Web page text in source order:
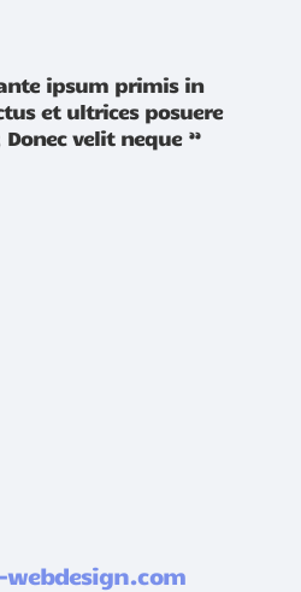
ipsum primis in
et ultrices posuere
velit neque ”